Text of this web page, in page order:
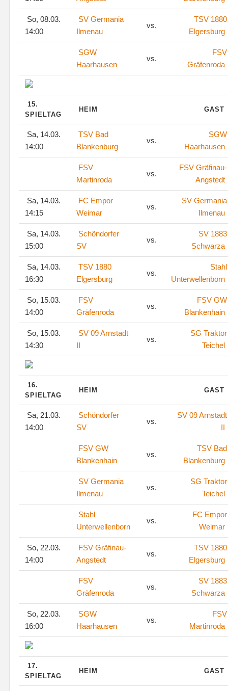
So, 08.03.
14:00
SV Germania
Ilmenau
vs.
TSV 1880
Elgersburg
SGW
Haarhausen
vs.
FSV
Gräfenroda
15.
SPIELTAG
HEIM GAST
Sa, 14.03.
14:00
TSV Bad
Blankenburg
vs.
SGW
Haarhausen
FSV
Martinroda
vs.
FSV Gräfinau-
Angstedt
Sa, 14.03.
14:15
FC Empor
Weimar
vs.
SV Germania
Ilmenau
Sa, 14.03.
15:00
Schöndorfer
SV
vs.
SV 1883
Schwarza
Sa, 14.03.
16:30
TSV 1880
Elgersburg
vs.
Stahl
Unterwellenborn
So, 15.03.
14:00
FSV
Gräfenroda
vs.
FSV GW
Blankenhain
So, 15.03.
14:30
SV 09 Arnstadt
II
vs.
SG Traktor
Teichel
16.
SPIELTAG
HEIM GAST
Sa, 21.03.
14:00
Schöndorfer
SV
vs.
SV 09 Arnstadt
II
FSV GW
Blankenhain
vs.
TSV Bad
Blankenburg
SV Germania
Ilmenau
vs.
SG Traktor
Teichel
Stahl
Unterwellenborn
vs.
FC Empor
Weimar
So, 22.03.
14:00
FSV Gräfinau-
Angstedt
vs.
TSV 1880
Elgersburg
FSV
Gräfenroda
vs.
SV 1883
Schwarza
So, 22.03.
16:00
SGW
Haarhausen
vs.
FSV
Martinroda
17.
SPIELTAG
HEIM GAST